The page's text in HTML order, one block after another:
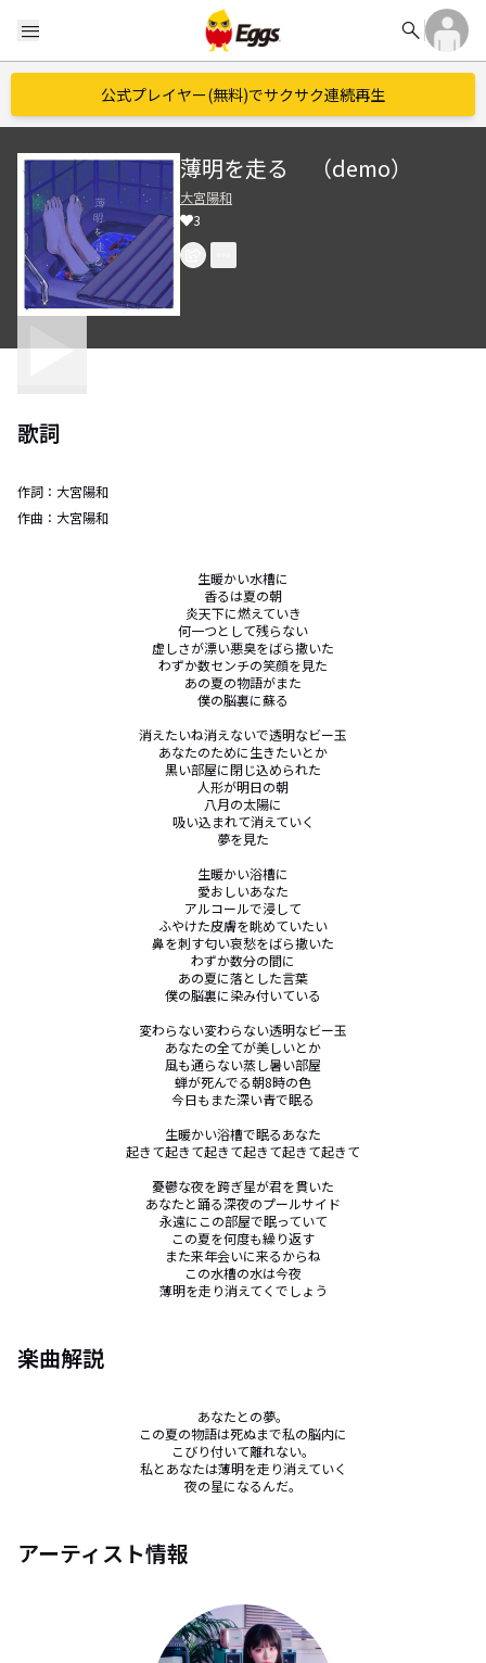
menu search
公式プレイヤー(無料)でサクサク連続再生
薄明を走る （demo）
大宮陽和
3
歌詞
作詞： 大宮陽和
作曲： 大宮陽和
生暖かい水槽に
香るは夏の朝
炎天下に燃えていき
何一つとして残らない
虚しさが漂い悪臭をばら撒いた
わずか数センチの笑顔を見た
あの夏の物語がまた
僕の脳裏に蘇る
消えたいね消えないで透明なビー玉
あなたのために生きたいとか
黒い部屋に閉じ込められた
人形が明日の朝
八月の太陽に
吸い込まれて消えていく
夢を見た
生暖かい浴槽に
愛おしいあなた
アルコールで浸して
ふやけた皮膚を眺めていたい
鼻を刺す匂い哀愁をばら撒いた
わずか数分の間に
あの夏に落とした言葉
僕の脳裏に染み付いている
変わらない変わらない透明なビー玉
あなたの全てが美しいとか
風も通らない蒸し暑い部屋
蝉が死んでる朝8時の色
今日もまた深い青で眠る
生暖かい浴槽で眠るあなた
起きて起きて起きて起きて起きて起きて
憂鬱な夜を跨ぎ星が君を貫いた
あなたと踊る深夜のプールサイド
永遠にこの部屋で眠っていて
この夏を何度も繰り返す
また来年会いに来るからね
この水槽の水は今夜
薄明を走り消えてくでしょう
楽曲解説
あなたとの夢。
この夏の物語は死ぬまで私の脳内に
こびり付いて離れない。
私とあなたは薄明を走り消えていく
夜の星になるんだ。
アーティスト情報